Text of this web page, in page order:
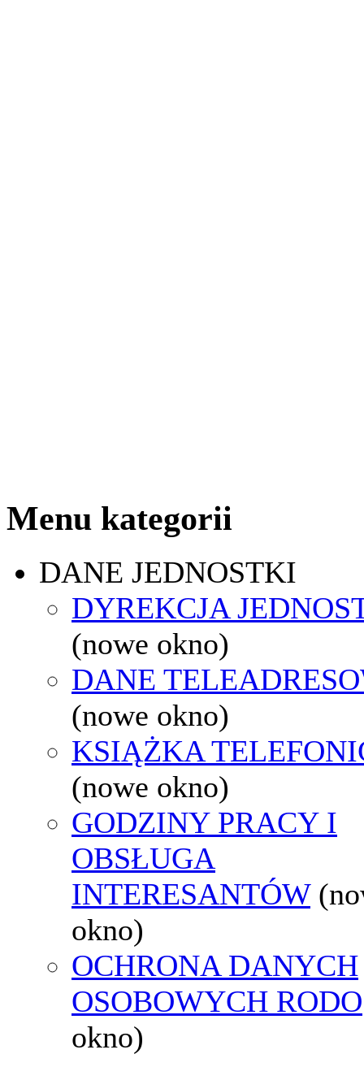
Menu kategorii
DANE JEDNOSTKI
DYREKCJA
(nowe okno)
DANE
(nowe okno)
KSIĄŻKA
(nowe okno)
GODZINY PRACY I
OBSŁUGA
INTERESANTÓW
okno)
OCHRONA DANYCH
OSOBOWYCH RODO
okno)